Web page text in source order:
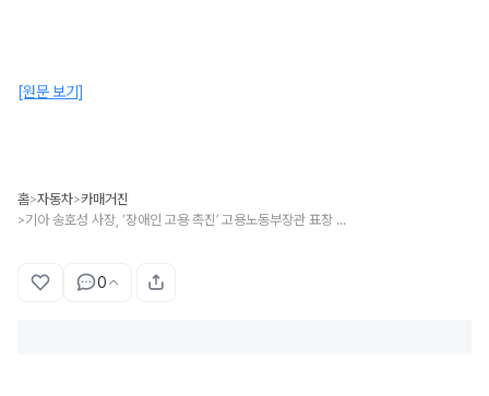
[원문 보기]
홈>자동차>카매거진
> 기아 송호성 사장, ‘장애인 고용 촉진’ 고용노동부장관 표창 수상
0